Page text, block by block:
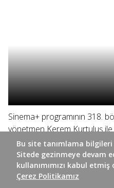
Sinema+ programının 318.
yönetmen Kerem Kurtuluş
arasındaki ilişki ele alınıyor,
Algün yönetmenin ilk uzun
konuşuyor.
Bu site tanımlama bilgileri
Sitede gezinmeye devam
kullanımımızı kabul
Çerez Politikamız